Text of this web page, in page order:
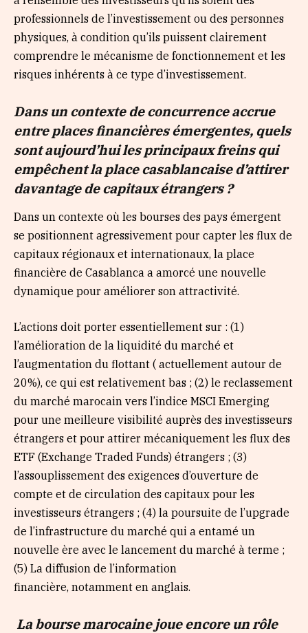
professionnels de l’investissement ou des personnes
physiques, à condition qu’ils puissent clairement
comprendre le mécanisme de fonctionnement et les
risques inhérents à ce type d’investissement.
Dans un contexte de concurrence accrue
entre places financières émergentes, quels
sont aujourd’hui les principaux freins qui
empêchent la place casablancaise d’attirer
davantage de capitaux étrangers ?
Dans un contexte où les bourses des pays émergent
se positionnent agressivement pour capter les flux de
capitaux régionaux et internationaux, la place
financière de Casablanca a amorcé une nouvelle
dynamique pour améliorer son attractivité.
L’actions doit porter essentiellement sur : (1)
l’amélioration de la liquidité du marché et
l’augmentation du flottant ( actuellement autour de
20%), ce qui est relativement bas ; (2) le reclassement
du marché marocain vers l’indice MSCI Emerging
pour une meilleure visibilité auprès des investisseurs
étrangers et pour attirer mécaniquement les flux des
ETF (Exchange Traded Funds) étrangers ; (3)
l’assouplissement des exigences d’ouverture de
compte et de circulation des capitaux pour les
investisseurs étrangers ; (4) la poursuite de l’upgrade
de l’infrastructure du marché qui a entamé un
nouvelle ère avec le lancement du marché à terme ;
(5) La diffusion de l’information
financière, notamment en anglais.
La bourse marocaine joue encore un rôle